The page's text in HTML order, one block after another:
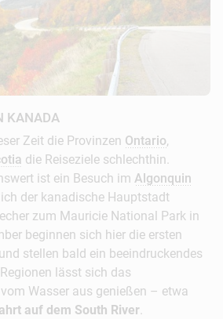
KANADA
Zeit die Provinzen Ontario,
die Reiseziele schlechthin.
ist ein Besuch im Algonquin
der kanadische Hauptstadt
zum Mauricie National Park in
beginnen sich hier die ersten
stellen bald ein beeindruckendes
lässt sich das
Wasser aus genießen – etwa
auf dem South River.